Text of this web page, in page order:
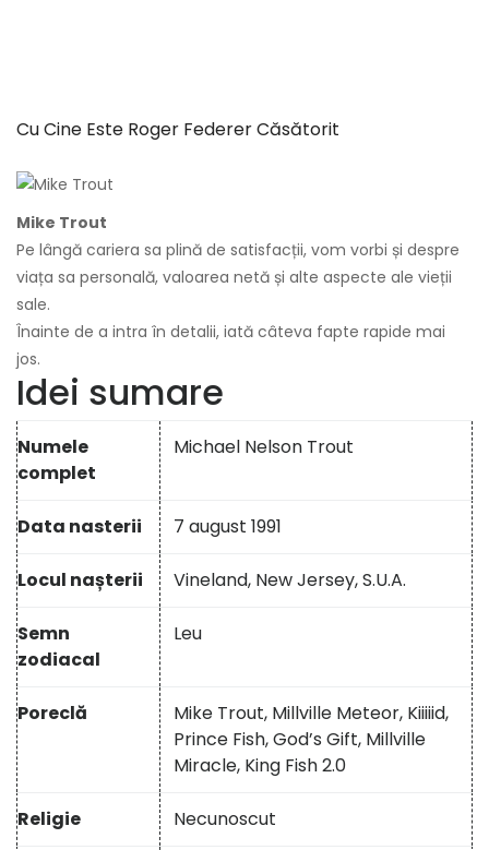
Cu Cine Este Roger Federer Căsătorit
Mike Trout
Pe lângă cariera sa plină de satisfacții, vom vorbi și despre
viața sa personală, valoarea netă și alte aspecte ale vieții
sale.
Înainte de a intra în detalii, iată câteva fapte rapide mai
jos.
Idei sumare
Numele
complet
Michael Nelson Trout
Data nasterii 7 august 1991
Locul nașterii Vineland, New Jersey, S.U.A.
Semn
zodiacal
Leu
Poreclă
Mike Trout, Millville Meteor, Kiiiiid,
Prince Fish, God’s Gift, Millville
Miracle, King Fish 2.0
Religie Necunoscut